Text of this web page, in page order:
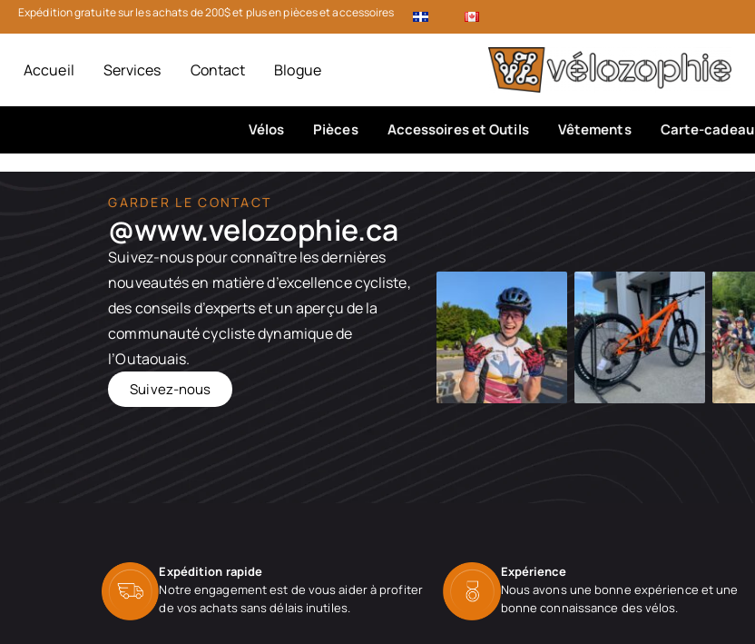
Expédition gratuite sur les achats de 200$ et plus en pièces et accessoires
Accueil Services Contact Blogue
Vélos Pièces Accessoires et Outils Vêtements Carte-cadeau
GARDER LE CONTACT
@www.velozophie.ca​
Suivez-nous pour connaître les dernières
nouveautés en matière d’excellence cycliste,
des conseils d’experts et un aperçu de la
communauté cycliste dynamique de
l’Outaouais.
Suivez-nous
Expédition rapide
Notre engagement est de vous aider à profiter
de vos achats sans délais inutiles.
Expérience
Nous avons une bonne expérience et une
bonne connaissance des vélos.